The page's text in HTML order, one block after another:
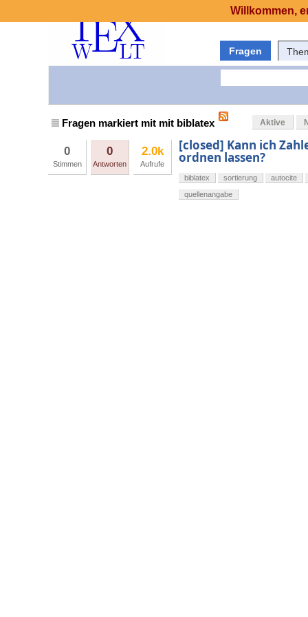
Fragen
Fragen markiert mit mit biblatex Aktive
0
Stimmen
0
Antworten
2.0k
Aufrufe
[closed] Kann ich
ordnen lassen?
biblatex sortierung
autocite
quellenangabe
Willkommen,